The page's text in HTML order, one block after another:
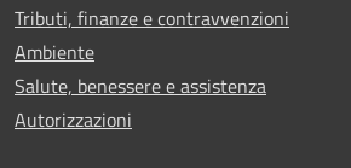
Tributi, finanze e contravvenzioni
Ambiente
Salute, benessere e assistenza
Autorizzazioni